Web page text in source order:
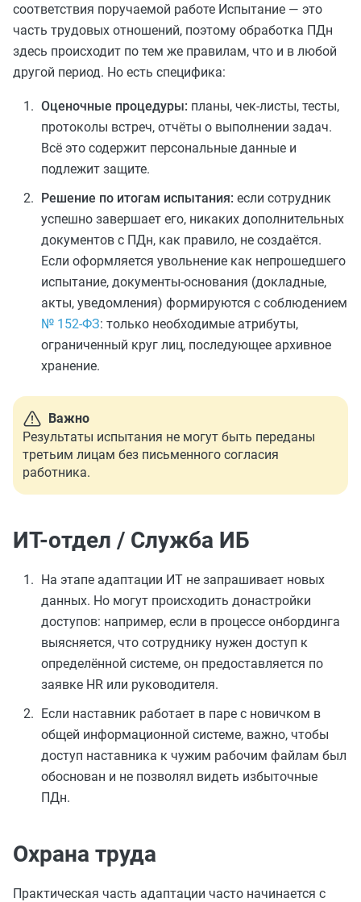
соответствия поручаемой работе Испытание — это
часть трудовых отношений, поэтому обработка ПДн
здесь происходит по тем же правилам, что и в любой
другой период. Но есть специфика:
Оценочные процедуры: планы, чек-листы, тесты,
протоколы встреч, отчёты о выполнении задач.
Всё это содержит персональные данные и
подлежит защите.
Решение по итогам испытания: если сотрудник
успешно завершает его, никаких дополнительных
документов с ПДн, как правило, не создаётся.
Если оформляется увольнение как непрошедшего
испытание, документы-основания (докладные,
акты, уведомления) формируются с соблюдением
№ 152-ФЗ: только необходимые атрибуты,
ограниченный круг лиц, последующее архивное
хранение.
Важно
Результаты испытания не могут быть переданы
третьим лицам без письменного согласия
работника.
ИТ-отдел / Служба ИБ
На этапе адаптации ИТ не запрашивает новых
данных. Но могут происходить донастройки
доступов: например, если в процессе онбординга
выясняется, что сотруднику нужен доступ к
определённой системе, он предоставляется по
заявке HR или руководителя.
Если наставник работает в паре с новичком в
общей информационной системе, важно, чтобы
доступ наставника к чужим рабочим файлам был
обоснован и не позволял видеть избыточные
ПДн.
Охрана труда
Практическая часть адаптации часто начинается с